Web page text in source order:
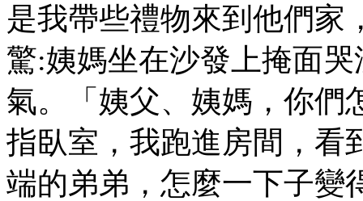
是我帶些禮物來到他們家
驚:姨媽坐在沙發上掩面
氣。「姨父、姨媽，你們
指臥室，我跑進房間，看
端的弟弟，怎麼一下子變